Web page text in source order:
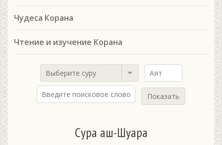
Чудеса Корана
Чтение и изучение Корана
Выберите суру
Показать
Сура аш-Шуара